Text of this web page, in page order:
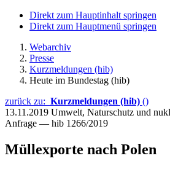
Direkt zum Hauptinhalt springen
Direkt zum Hauptmenü springen
Webarchiv
Presse
Kurzmeldungen (hib)
Heute im Bundestag (hib)
zurück zu: Kurzmeldungen (hib) ()
13.11.2019 Umwelt, Naturschutz und
Anfrage — hib 1266/2019
Müllexporte nach Polen